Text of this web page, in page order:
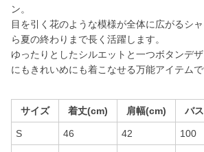
ン。
目を引く花のような模様が全体に広がるシ
ら夏の終わりまで長く活躍します。
ゆったりとしたシルエットと一つボタンデ
にもきれいめにも着こなせる万能アイテムで
サイズ 着丈(cm) 肩幅(cm) バ
S 46 42 100